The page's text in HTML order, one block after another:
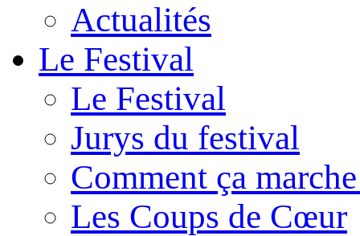
Actualités
Le Festival
Le Festival
Jurys du festival
Comment ça
Les Coups de Cœur